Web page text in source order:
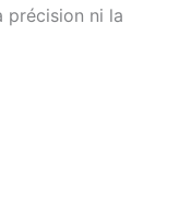
précision ni la